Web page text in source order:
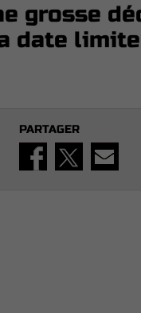
grosse
date
PARTAGER